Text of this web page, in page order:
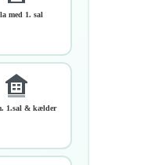
med 1. sal
1.sal & kælder